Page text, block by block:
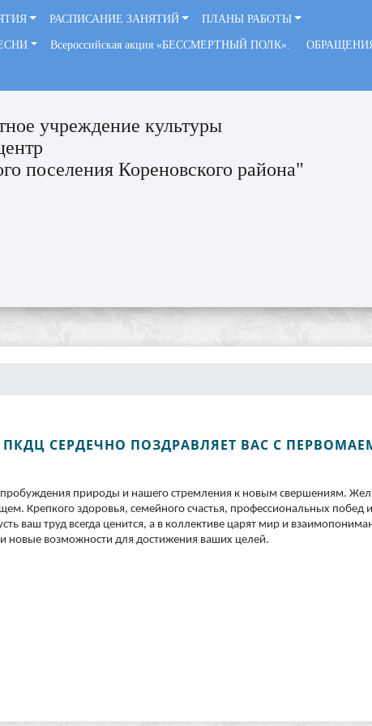
учреждение культуры
поселения Кореновского района"
РАСПИСАНИЕ ЗАНЯТИЙ ПЛАНЫ РАБОТЫ
Всероссийская акция «БЕССМЕРТНЫЙ ПОЛК».
СЕРДЕЧНО ПОЗДРАВЛЯЕТ ВАС С
пробуждения природы и нашего стремления к новым свершениям.
Крепкого здоровья, семейного счастья, профессиональных побед
ваш труд всегда ценится, а в коллективе царят мир и
новые возможности для достижения ваших целей.